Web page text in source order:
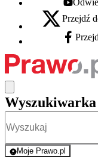
Youtube -
X - otwiera się w
Przejdź
Facebook -
Wyszukiwarka
Moje Prawo.pl
- rejestracja i